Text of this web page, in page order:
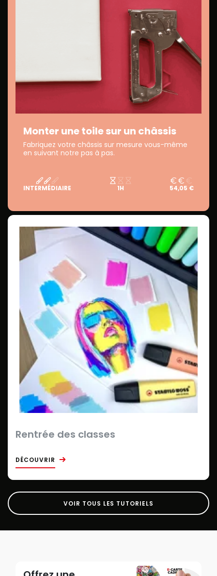
Monter une toile sur un châssis
Fabriquez votre châssis sur mesure vous-même
en suivant notre pas à pas.
INTERMÉDIAIRE 1H 54,05 €
Rentrée des classes
DÉCOUVRIR
VOIR TOUS LES TUTORIELS